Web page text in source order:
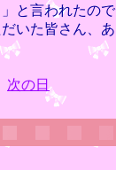
と言われたので
いた皆さん、あ
次の日